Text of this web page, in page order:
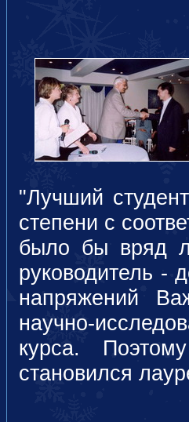
"Лучший
степени с
было бы вряд
руководитель -
напряжений
научно-
курса.
становился